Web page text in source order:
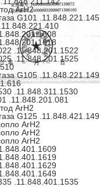
ArH2
G101 .11.848.221.145
.11.848.201.1522
.11.848.201.1525
G105 .11.848.221.149
.11.848.311.1530
.11.848.201.081
ArH2
G125 .11.848.421.149
ArH2
ArH2
ArH2
.11.848.401.1535